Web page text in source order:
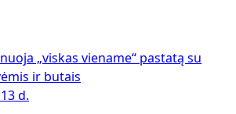
„viskas viename“ pastatą su
ir butais
d.